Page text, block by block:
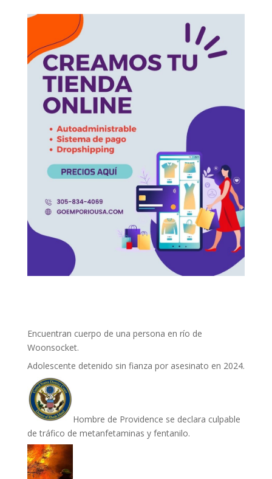
Encuentran cuerpo de una persona en río de
Woonsocket.
Adolescente detenido sin fianza por asesinato en 2024.
Hombre de Providence se declara culpable
de tráfico de metanfetaminas y fentanilo.